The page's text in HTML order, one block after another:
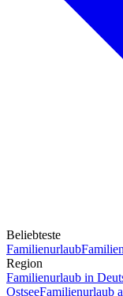
Beliebteste
Familienurlaub
Region
Familienurlaub in
OstseeFamilienurlaub